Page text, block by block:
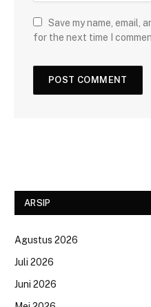
Save my name, email,
for the next time I
ARSIP
Agustus 2026
Juli 2026
Juni 2026